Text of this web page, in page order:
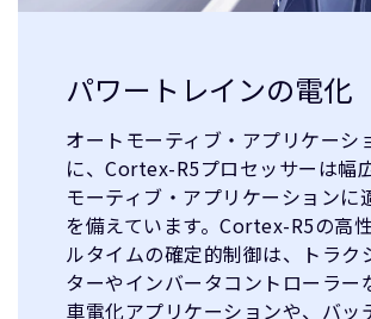
パワートレインの電化
オートモーティブ・アプリケーシ
に、Cortex-R5プロセッサーは幅
モーティブ・アプリケーションに
を備えています。Cortex-R5の高
ルタイムの確定的制御は、トラク
ターやインバータコントローラー
車電化アプリケーションや、バッ